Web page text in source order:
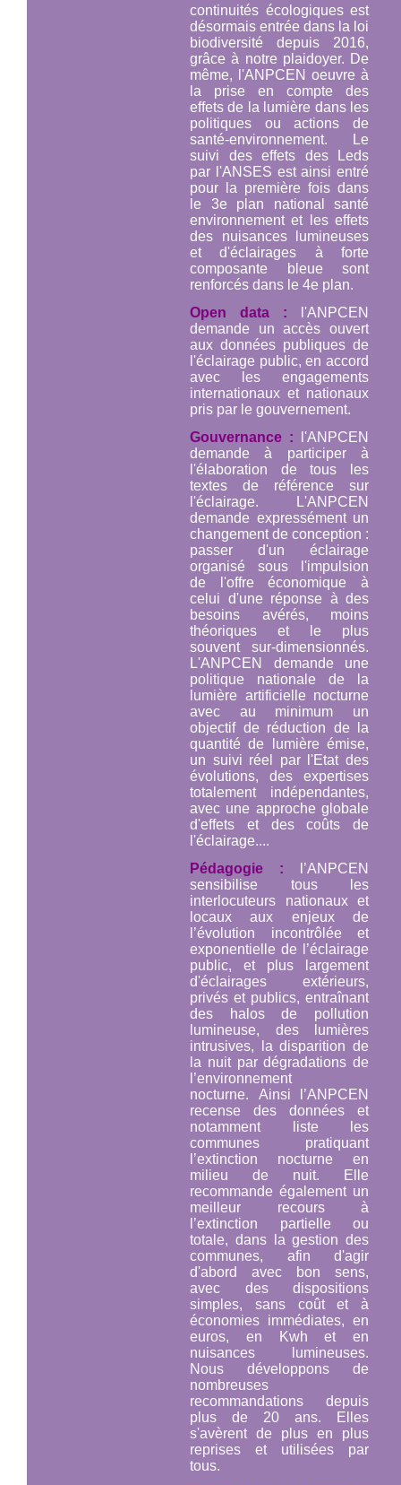
continuités écologiques est
désormais entrée dans la loi
biodiversité depuis 2016,
grâce à notre plaidoyer. De
même, l'ANPCEN oeuvre à
la prise en compte des
effets de la lumière dans les
politiques ou actions de
santé-environnement. Le
suivi des effets des Leds
par l'ANSES est ainsi entré
pour la première fois dans
le 3e plan national santé
environnement et les effets
des nuisances lumineuses
et d'éclairages à forte
composante bleue sont
renforcés dans le 4e plan.
Open data : l'ANPCEN
demande un accès ouvert
aux données publiques de
l'éclairage public, en accord
avec les engagements
internationaux et nationaux
pris par le gouvernement.
Gouvernance :
l'ANPCEN
demande à participer à
l'élaboration de tous les
textes de référence sur
l'éclairage. L'ANPCEN
demande expressément un
changement de conception :
passer d'un éclairage
organisé sous l'impulsion
de l'offre économique à
celui d'une réponse à des
besoins avérés, moins
théoriques et le plus
souvent sur-dimensionnés.
L'ANPCEN demande une
politique nationale de la
lumière artificielle nocturne
avec au minimum un
objectif de réduction de la
quantité de lumière émise,
un suivi réel par l'Etat des
évolutions, des expertises
totalement indépendantes,
avec une approche globale
d'effets et des coûts de
l'éclairage....
Pédagogie :
l’ANPCEN
sensibilise tous les
interlocuteurs nationaux et
locaux aux enjeux de
l’évolution incontrôlée et
exponentielle de l’éclairage
public, et plus largement
d'éclairages extérieurs,
privés et publics, entraînant
des halos de pollution
lumineuse, des lumières
intrusives, la disparition de
la nuit par dégradations de
l’environnement
nocturne. Ainsi l’ANPCEN
recense des données et
notamment liste les
communes pratiquant
l’extinction nocturne en
milieu de nuit. Elle
recommande également un
meilleur recours à
l’extinction partielle ou
totale, dans la gestion des
communes, afin d'agir
d'abord avec bon sens,
avec des dispositions
simples, sans coût et à
économies immédiates, en
euros, en Kwh et en
nuisances lumineuses.
Nous développons de
nombreuses
recommandations depuis
plus de 20 ans. Elles
s'avèrent de plus en plus
reprises et utilisées par
tous.